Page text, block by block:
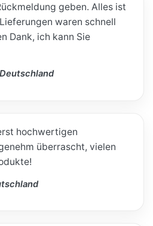
geben. Alles ist
waren schnell
Dank, ich kann Sie
hochwertigen
überrascht, vielen